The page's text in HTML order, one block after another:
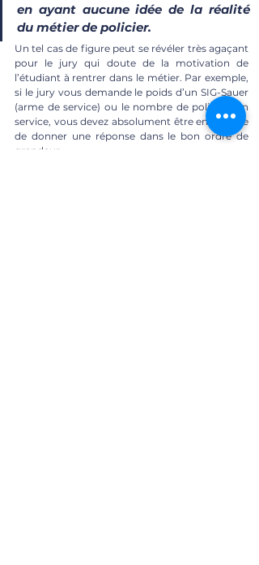
en ayant aucune idée de la réalité
du métier de policier.
Un tel cas de figure peut se révéler très agaçant
pour le jury qui doute de la motivation de
l’étudiant à rentrer dans le métier. Par exemple,
si le jury vous demande le poids d’un SIG-Sauer
(arme de service) ou le nombre de policiers en
service, vous devez absolument être en mesure
de donner une réponse dans le bon ordre de
grandeur.